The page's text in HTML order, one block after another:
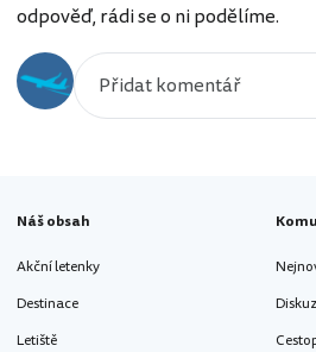
odpověď, rádi se o ni podělíme.
Náš obsah
Akční letenky
Destinace
Letiště